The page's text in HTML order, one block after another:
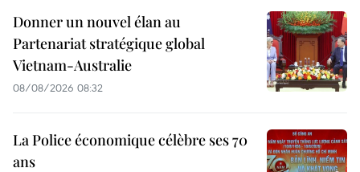
Donner un nouvel élan au
Partenariat stratégique global
Vietnam-Australie
08/08/2026 08:32
La Police économique célèbre ses 70
ans